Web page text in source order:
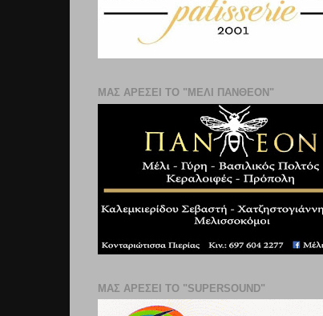
ΜΑΣ ΑΡΕΣΕΙ ΤΟ "ΜΕΛΙ ΠΑΝΘΕΟΝ"
ΜΑΣ ΑΡΕΣΕΙ ΤΟ "SUPERSOUND"